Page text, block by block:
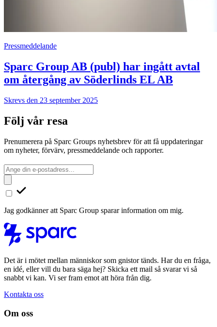
Pressmeddelande
Sparc Group AB (publ) har ingått avtal
om återgång av Söderlinds EL AB
Skrevs den 23 september 2025
Följ vår resa
Prenumerera på Sparc Groups nyhetsbrev för att få uppdateringar
om nyheter, förvärv, pressmeddelande och rapporter.
Jag godkänner att Sparc Group sparar information om mig.
Det är i mötet mellan människor som gnistor tänds. Har du en fråga,
en idé, eller vill du bara säga hej? Skicka ett mail så svarar vi så
snabbt vi kan. Vi ser fram emot att höra från dig.
Kontakta oss
Om oss